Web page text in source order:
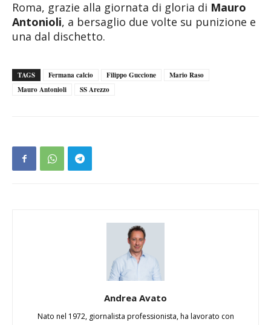
Roma, grazie alla giornata di gloria di Mauro
Antonioli, a bersaglio due volte su punizione e
una dal dischetto.
TAGS Fermana calcio Filippo Guccione
Mario Raso
Mauro Antonioli
SS Arezzo
Andrea Avato
Nato nel 1972, giornalista professionista, ha lavorato con